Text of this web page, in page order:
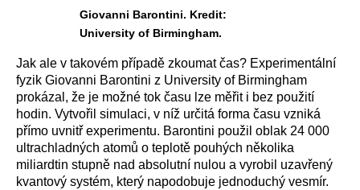
Giovanni Barontini. Kredit:
University of Birmingham.
Jak ale v takovém případě zkoumat čas? Experimentální
fyzik Giovanni Barontini z University of Birmingham
prokázal, že je možné tok času lze měřit i bez použití
hodin. Vytvořil simulaci, v níž určitá forma času vzniká
přímo uvnitř experimentu. Barontini použil oblak 24 000
ultrachladných atomů o teplotě pouhých několika
miliardtin stupně nad absolutní nulou a vyrobil uzavřený
kvantový systém, který napodobuje jednoduchý vesmír.